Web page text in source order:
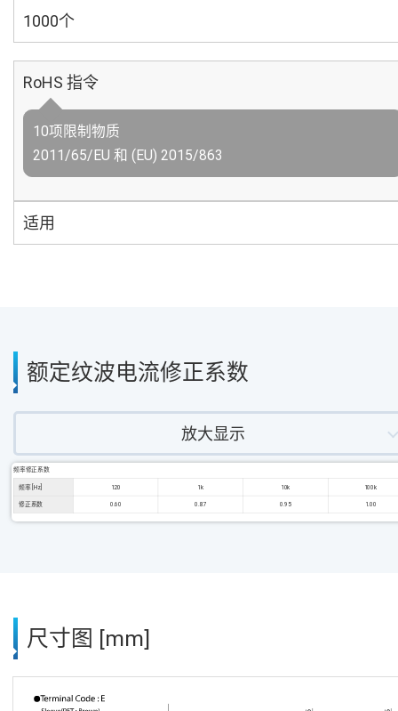
1000个
RoHS 指令
10项限制物质
2011/65/EU 和 (EU) 2015/863
适用
额定纹波电流修正系数
放大显示
频率修正系数
频率 [Hz] 120 1k 10k 100k
修正系数 0.60 0.87 0.95 1.00
尺寸图 [mm]